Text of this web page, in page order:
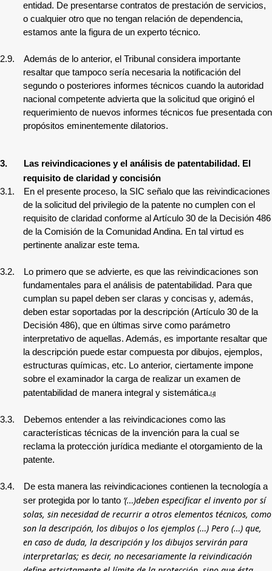
entidad. De presentarse contratos de prestación de servicios,
o cualquier otro que no tengan relación de dependencia,
estamos ante la figura de un experto técnico.
2.9.
Además de lo anterior, el Tribunal considera importante
resaltar que tampoco sería necesaria la notificación del
segundo o posteriores informes técnicos cuando la autoridad
nacional competente advierta que la solicitud que originó el
requerimiento de nuevos informes técnicos fue presentada con
propósitos eminentemente dilatorios.
3.
Las reivindicaciones y el análisis de patentabilidad. El
requisito de claridad y concisión
3.1.
En el presente proceso, la SIC señalo que las reivindicaciones
de la solicitud del privilegio de la patente no cumplen con el
requisito de claridad conforme al Artículo 30 de la Decisión 486
de la Comisión de la Comunidad Andina. En tal virtud es
pertinente analizar este tema.
3.2.
Lo primero que se advierte, es que las reivindicaciones son
fundamentales para el análisis de patentabilidad. Para que
cumplan su papel deben ser claras y concisas y, además,
deben estar soportadas por la descripción (Artículo 30 de la
Decisión 486), que en últimas sirve como parámetro
interpretativo de aquellas. Además, es importante resaltar que
la descripción puede estar compuesta por dibujos, ejemplos,
estructuras químicas, etc. Lo anterior, ciertamente impone
sobre el examinador la carga de realizar un examen de
patentabilidad de manera integral y sistemática.[4]
3.3.
Debemos entender a las reivindicaciones como las
características técnicas de la invención para la cual se
reclama la protección jurídica mediante el otorgamiento de la
patente.
3.4.
De esta manera las reivindicaciones contienen la tecnología a
ser protegida por lo tanto‘(…)deben especificar el invento por sí
solas, sin necesidad de recurrir a otros elementos técnicos, como
son la descripción, los dibujos o los ejemplos (…) Pero (…) que,
en caso de duda, la descripción y los dibujos servirán para
interpretarlas; es decir, no necesariamente la reivindicación